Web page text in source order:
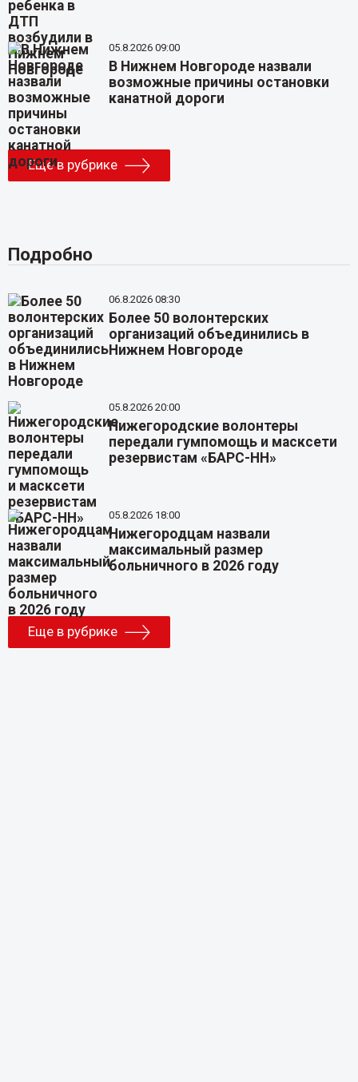
05.8.2026 09:00
В Нижнем Новгороде назвали
возможные причины остановки
канатной дороги
Еще в рубрике
Подробно
06.8.2026 08:30
Более 50 волонтерских
организаций объединились в
Нижнем Новгороде
05.8.2026 20:00
Нижегородские волонтеры
передали гумпомощь и масксети
резервистам «БАРС-НН»
05.8.2026 18:00
Нижегородцам назвали
максимальный размер
больничного в 2026 году
Еще в рубрике